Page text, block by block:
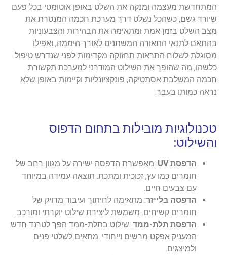
המתחדשת מעצמה ומנקה את השלט באופן אוטומטי בכל פעם
שיורד גשם, כשהכל נשלט דרך מערכת חכמה המנטרת את
מצב השלט בזמן אמת ומתאימה את הבהירות והצבעוניות
בהתאם לתנאי התאורה המשתנים לאורך היממה, ואפילו
מסוגלת לשלוח התראות תחזוקה מקדימות לפני שנדרש טיפול
כלשהו, מה שהופך את השילוט המודרני למערכת תקשורת
חכמה המשלבת אסתטיקה, פונקציונליות וקיימות באופן שלא
נראה כמותו בעבר.
טכנולוגיות מובילות בתחום הדפוס
והשילוט:
הדפסת UV
: מאפשרת הדפסה ישירה על מגוון רחב של
חומרים כמו עץ, זכוכית ומתכת. תוצאה עמידה במיוחד
עם צבעים חיים.
הדפסה בלייזר: מתאימה לחיתוך ועיבוד מדויק של
חומרים קשיחים. משמשת ליצירת שילוט יוקרתי ומורכב.
הדפסת תלת-ממד: שילוט בתלת-ממד הפך לטרנד חדש
המעניק אפקט מרשים וייחודי. מתאים לשלטי פנים
ולמיצגים.